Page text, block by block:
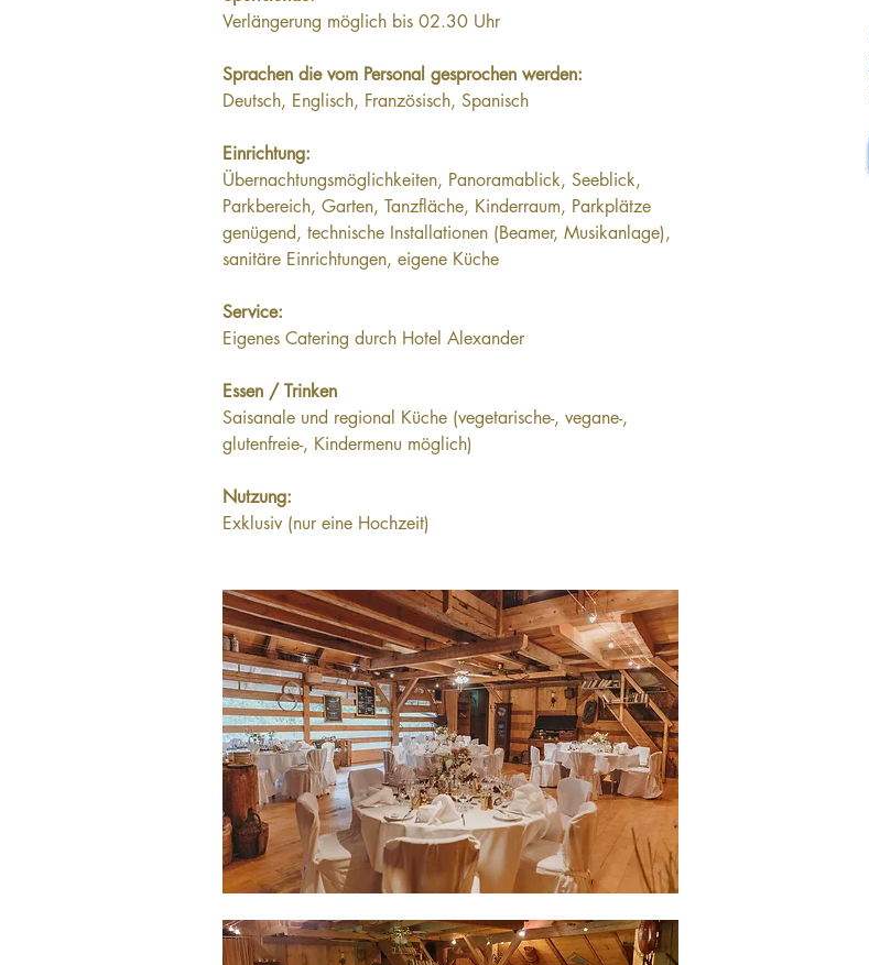
Verlängerung möglich bis 02.30 Uhr
Sprachen die vom Personal gesprochen werden:
Deutsch, Englisch, Französisch, Spanisch
Einrichtung:
Übernachtungsmöglichkeiten, Panoramablick, Seeblick,
Parkbereich, Garten, Tanzfläche, Kinderraum, Parkplätze
genügend, technische Installationen (Beamer, Musikanlage),
sanitäre Einrichtungen, eigene Küche
Service:
Eigenes Catering durch Hotel Alexander
Essen / Trinken
Saisanale und regional Küche (vegetarische-, vegane-,
glutenfreie-, Kindermenu möglich)
Nutzung:
Exklusiv (nur eine Hochzeit)